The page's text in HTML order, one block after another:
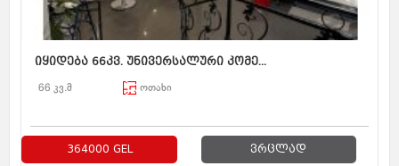
იყიდება 66კვ. უნივერსალური კომე...
66 კვ.მ ოთახი
364000 GEL ვრცლად